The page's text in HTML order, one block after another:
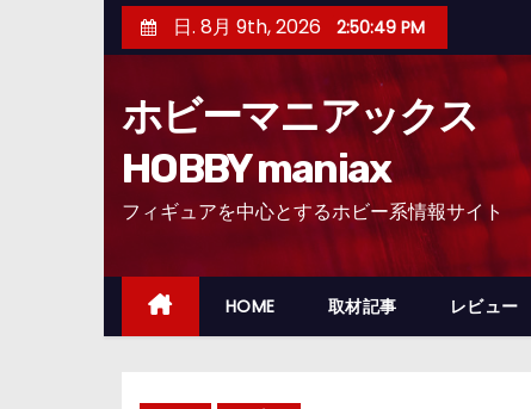
ン
ッ
日. 8月 9th, 2026 2:50:50 PM
ホビーマニアックス
HOBBY maniax
フィギュアを中心とするホビー系情報サイト
HOME 取材記事 レビュー